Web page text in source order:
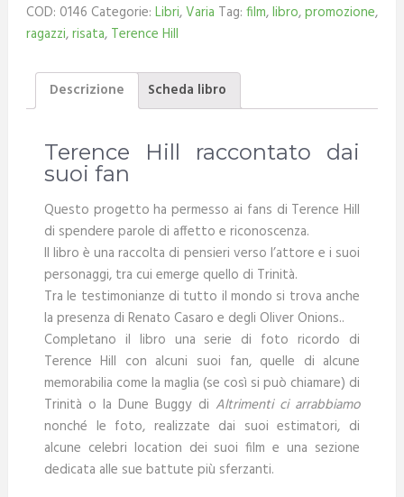
COD: 0146 Categorie: Libri,Varia Tag: film,libro,promozione,
ragazzi,risata, Terence Hill
Descrizione Scheda libro
Terence Hill raccontato dai
suoi fan
Questo progetto ha permesso ai fans di Terence Hill
di spendere parole di affetto e riconoscenza.
Il libro è una raccolta di pensieri verso l’attore e i suoi
personaggi, tra cui emerge quello di Trinità.
Tra le testimonianze di tutto il mondo si trova anche
la presenza di Renato Casaro e degli Oliver Onions..
Completano il libro una serie di foto ricordo di
Terence Hill con alcuni suoi fan, quelle di alcune
memorabilia come la maglia (se così si può chiamare) di
Trinità o la Dune Buggy di Altrimenti ci arrabbiamo
nonché le foto, realizzate dai suoi estimatori, di
alcune celebri location dei suoi film e una sezione
dedicata alle sue battute più sferzanti.